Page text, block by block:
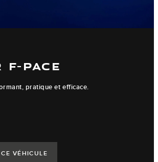
F-PACE
pratique et efficace.
VÉHICULE